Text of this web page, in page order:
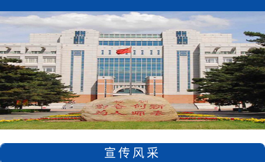
宣传风采